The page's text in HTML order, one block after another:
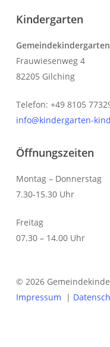
Kindergarten
Frauwiesenweg 4
82205 Gilching
Telefon: +49 8105
info@kindergarten-
Öffnungszeiten
Montag – Donnerstag
7.30-15.30 Uhr
Freitag
07.30 – 14.00 Uhr
© 2026
Impressum |